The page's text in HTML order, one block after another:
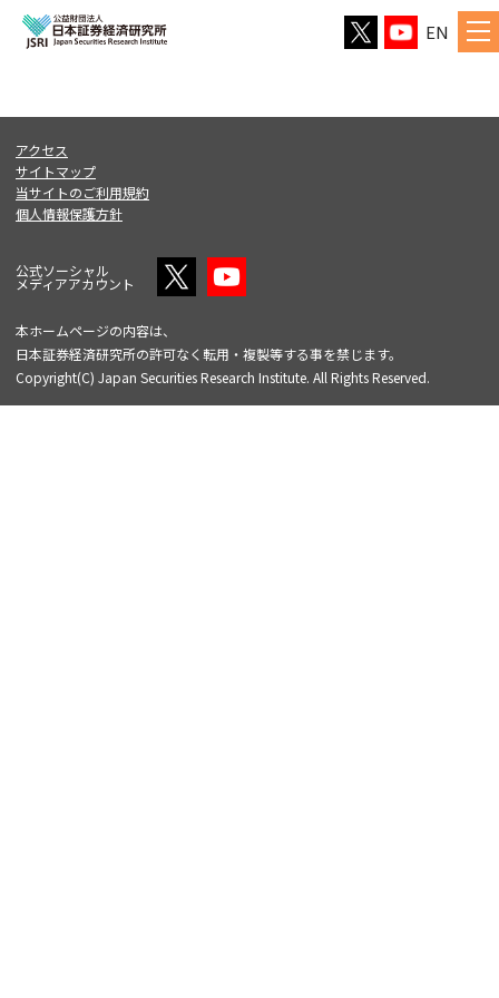
EN
アクセス
サイトマップ
当サイトのご利用規約
個人情報保護方針
公式ソーシャル
メディアアカウント
本ホームページの内容は、
日本証券経済研究所の許可なく転用・複製等する事を禁じます。
Copyright(C) Japan Securities Research Institute. All Rights Reserved.